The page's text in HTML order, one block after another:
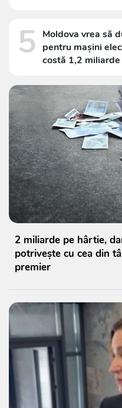
5 Moldova vrea să
pentru mașini
costă 1,2
2 miliarde pe hârtie,
potrivește cu cea din
premier